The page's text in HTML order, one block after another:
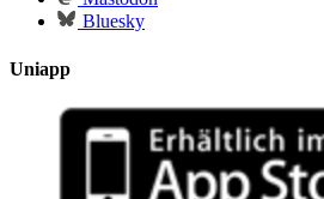
Bluesky
Uniapp